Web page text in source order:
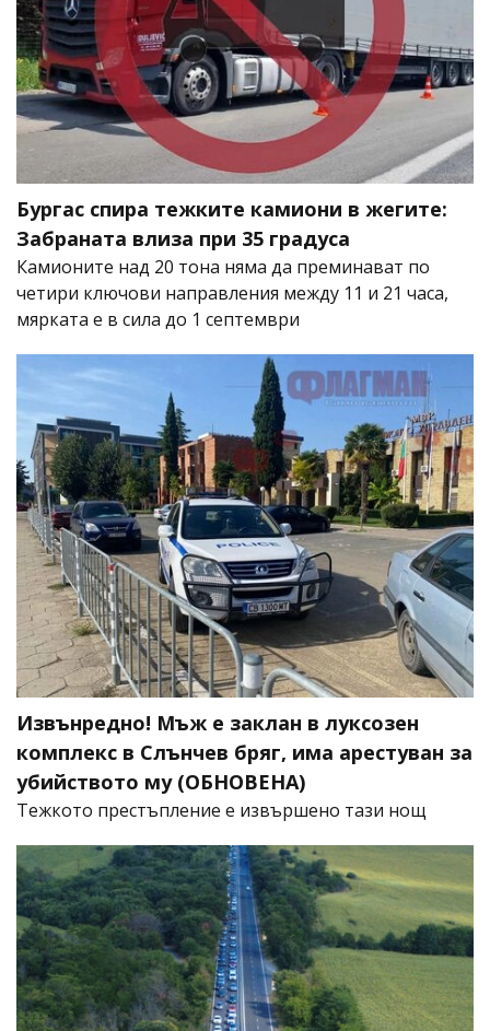
Бургас спира тежките камиони в жегите:
Забраната влиза при 35 градуса
Камионите над 20 тона няма да преминават по
четири ключови направления между 11 и 21 часа,
мярката е в сила до 1 септември
Извънредно! Мъж е заклан в луксозен
комплекс в Слънчев бряг, има арестуван за
убийството му (ОБНОВЕНА)
​Тежкото престъпление е извършено тази нощ